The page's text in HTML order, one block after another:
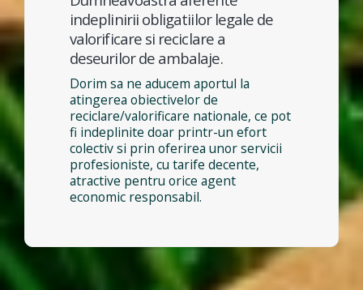
indeplinirii obligatiilor legale de
valorificare si reciclare a
deseurilor de ambalaje.
Dorim sa ne aducem aportul la
atingerea obiectivelor de
reciclare/valorificare nationale, ce pot
fi indeplinite doar printr-un efort
colectiv si prin oferirea unor servicii
profesioniste, cu tarife decente,
atractive pentru orice agent
economic responsabil.